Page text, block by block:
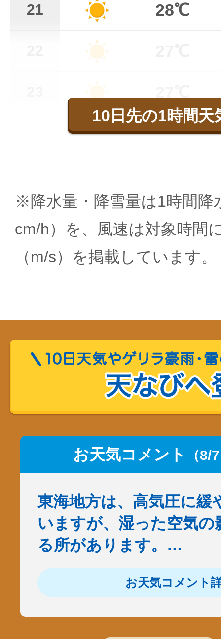
21 28℃
10日先の1時間天
※降水量・降雪量は1時間降
cm/h）を、風速は対象時間
（m/s）を掲載しています。
お天気コメント （8/
東海地方は、高気圧に緩
いますが、湿った空気の
る所があります。…
お天気コメント